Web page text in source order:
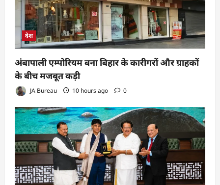
देश
अंबापाली एम्पोरियम बना बिहार के कारीगरों और ग्राहकों
के बीच मजबूत कड़ी
JA Bureau 10 hours ago 0